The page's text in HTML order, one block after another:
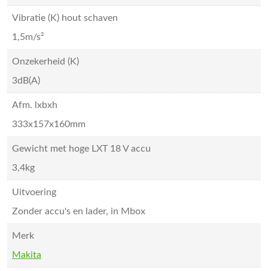
Vibratie (K) hout schaven
1,5m/s²
Onzekerheid (K)
3dB(A)
Afm. lxbxh
333x157x160mm
Gewicht met hoge LXT 18 V accu
3,4kg
Uitvoering
Zonder accu's en lader, in Mbox
Merk
Makita